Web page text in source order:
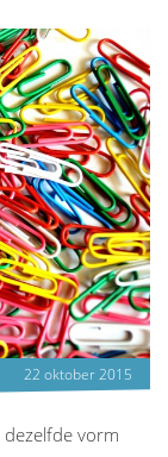
22 oktober 2015
dezelfde vorm